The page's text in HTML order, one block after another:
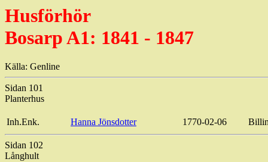
Husförhör
BosarpA1: 1841 - 1847
Källa: Genline
Sidan 101
Planterhus
Inh.Enk. Hanna Jönsdotter 1770-02-06
Sidan 102
Långhult